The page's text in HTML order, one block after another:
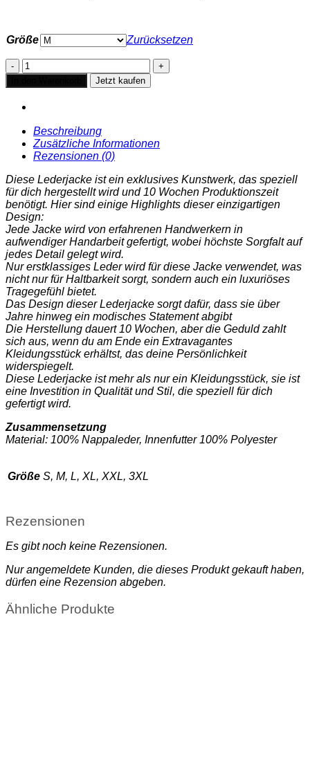
Größe Zurücksetzen
LEDERJACKE
GENESIS
Menge
Jetzt kaufen
Beschreibung
Zusätzliche Informationen
Rezensionen (0)
Diese Lederjacke ist ein exklusives Kunstwerk, das speziell
für dich hergestellt wird und 10 Wochen Produktionszeit
benötigt. Hier sind einige Highlights dieser einzigartigen
Design:
Jede Jacke wird von erfahrenen Handwerkern in
aufwendiger Handarbeit gefertigt, wobei höchste Sorgfalt auf
jedes Detail gelegt wird.
Nur erstklassiges Leder wird für diese Jacke verwendet, was
nicht nur für Haltbarkeit sorgt, sondern auch ein luxuriöses
Tragegefühl bietet.
Das Design dieser Lederjacke sorgt dafür, dass sie über
Jahre hinweg ein modisches Statement abgibt
Die Herstellung dauert 10 Wochen, aber die Geduld zahlt
sich aus, wenn du am Ende ein Extravagantes
Kleidungsstück erhältst, das deine Persönlichkeit
widerspiegelt.
Diese Lederjacke ist mehr als nur ein Kleidungsstück, sie ist
eine Investition in Qualität und Stil, die speziell für dich
gefertigt wird.
Zusammensetzung
Material: 100% Nappaleder, Innenfutter 100% Polyester
Größe S, M, L, XL, XXL, 3XL
Rezensionen
Es gibt noch keine Rezensionen.
Nur angemeldete Kunden, die dieses Produkt gekauft haben,
dürfen eine Rezension abgeben.
Ähnliche Produkte